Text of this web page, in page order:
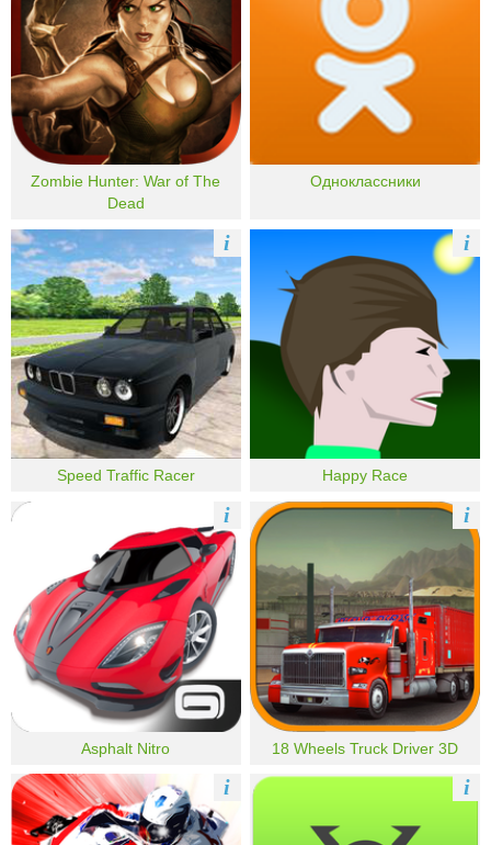
Zombie Hunter: War of The
Dead
Одноклассники
Speed Traffic Racer
i
Happy Race
i
Asphalt Nitro
i
18 Wheels Truck Driver 3D
i
i i